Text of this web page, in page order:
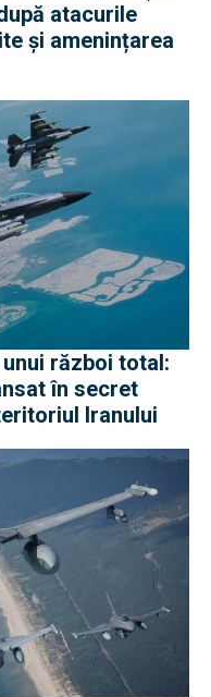
atacurile
și amenințarea
război total:
în secret
Iranului